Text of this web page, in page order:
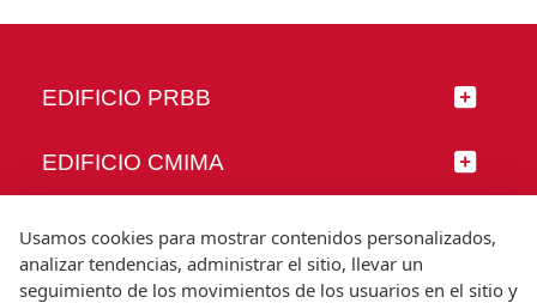
EDIFICIO PRBB
EDIFICIO CMIMA
SÍGUENOS
Usamos cookies para mostrar contenidos personalizados,
analizar tendencias, administrar el sitio, llevar un
seguimiento de los movimientos de los usuarios en el sitio y